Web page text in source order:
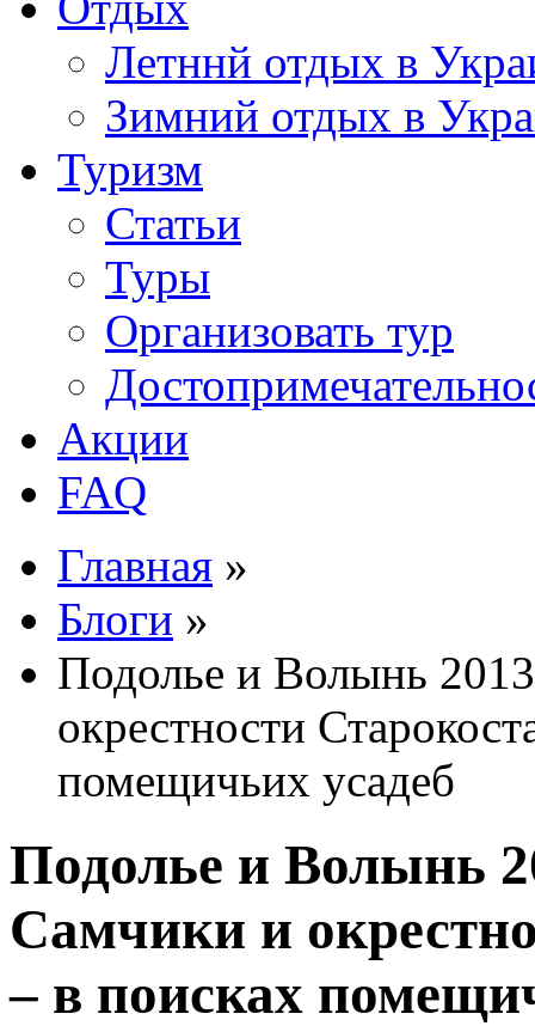
Летннй отдых в
Зимний отдых в
Туризм
Статьи
Туры
Организовать тур
Акции
FAQ
Главная »
Блоги »
Подолье и Волынь
окрестности
помещичьих усадеб
Подолье и Волынь
Самчики и
– в поисках